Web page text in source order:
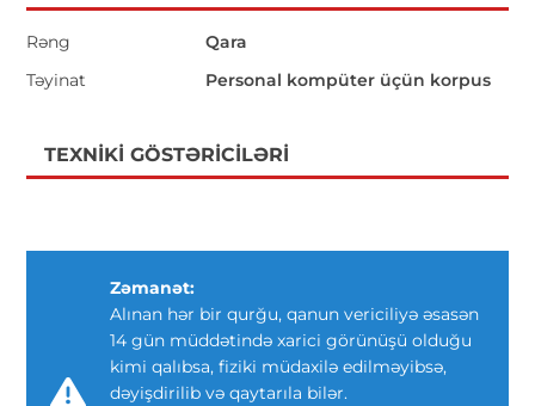
Rəng
Qara
Təyinat
Personal kompüter üçün korpus
TEXNIKI GÖSTƏRICILƏRI
Zəmanət:
Alınan hər bir qurğu, qanun vericiliyə əsasən
14 gün müddətində xarici görünüşü olduğu
kimi qalıbsa, fiziki müdaxilə edilməyibsə,
dəyişdirilib və qaytarıla bilər.